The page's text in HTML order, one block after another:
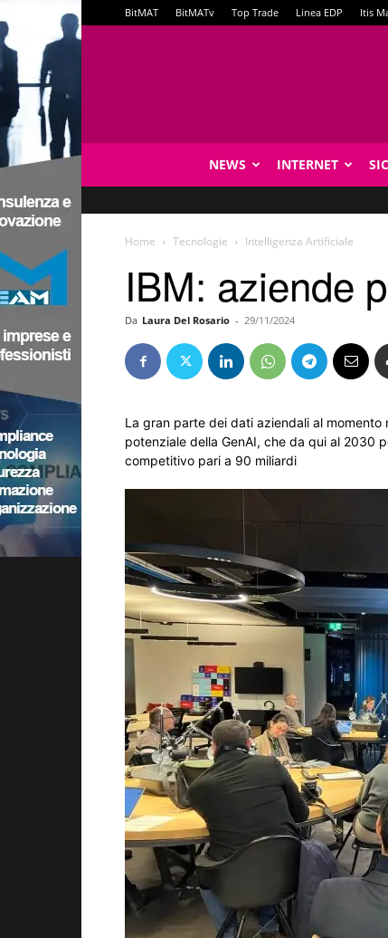
BitMAT BitMATv Top Trade Linea EDP Itis
NEWS INTERNET
Home Tecnologie Intelligenza Artificiale
IBM: aziende
Da Laura Del Rosario - 29/11/2024
La gran parte dei dati aziendali al
potenziale della GenAI, che da qui al 2030
competitivo pari a 90 miliardi